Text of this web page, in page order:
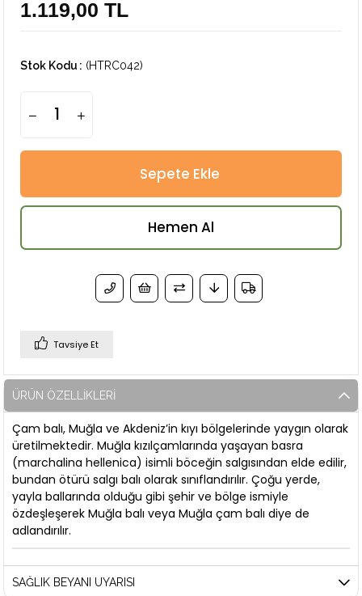
1.119,00 TL
(HTRC042)
Stok Kodu
Tavsiye Et
ÜRÜN ÖZELLIKLERI
Çam balı, Muğla ve Akdeniz’in kıyı bölgelerinde yaygın olarak
üretilmektedir. Muğla kızılçamlarında yaşayan basra
(marchalina hellenica) isimli böceğin salgısından elde edilir,
bundan ötürü salgı balı olarak sınıflandırılır. Çoğu yerde,
yayla ballarında olduğu gibi şehir ve bölge ismiyle
özdeşleşerek Muğla balı veya Muğla çam balı diye de
adlandırılır.
SAĞLIK BEYANI UYARISI